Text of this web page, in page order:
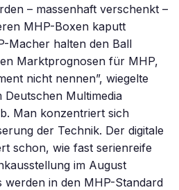
– massenhaft verschenkt –
MHP-Boxen kaputt
Macher halten den Ball
Marktprognosen für MHP,
nicht nennen”, wiegelte
Deutschen Multimedia
Man konzentriert sich
der Technik. Der digitale
schon, wie fast serienreife
im August
werden in den MHP-Standard